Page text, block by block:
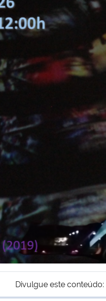
Divulgue este conteúdo: